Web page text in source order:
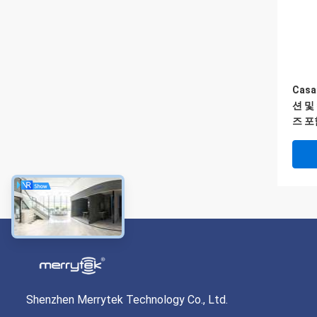
션 및
즈 포
Shenzhen Merrytek Technology Co., Ltd.